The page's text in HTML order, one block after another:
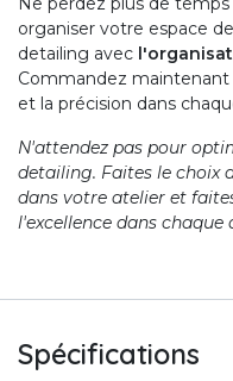
organiser votre espace
detailing avec
Commandez maintenant
et la précision dans
N'attendez pas pour
detailing. Faites le choix
dans votre atelier et
l'excellence dans chaque
Spécifications